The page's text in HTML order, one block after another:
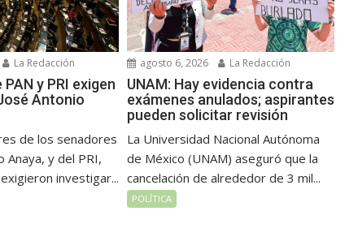
La Redacción
y PRI exigen
Antonio
de los senadores
Anaya, y del PRI,
investigar...
agosto 6, 2026 La Redacción
UNAM: Hay evidencia contra
exámenes anulados; aspirantes
pueden solicitar revisión
La Universidad Nacional Autónoma
de México (UNAM) aseguró que la
cancelación de alrededor de 3 mil...
POLÍTICA